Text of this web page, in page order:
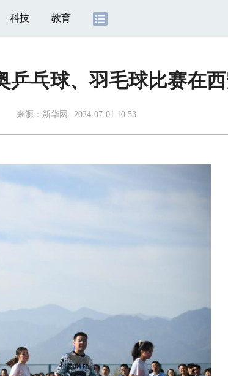
科技 教育
乒乓球、羽毛球比赛在
来源： 新华网 2024-07-01 10:53